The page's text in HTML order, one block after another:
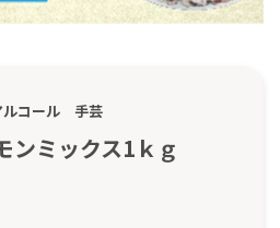
コール 手芸
ンミックス1ｋｇ